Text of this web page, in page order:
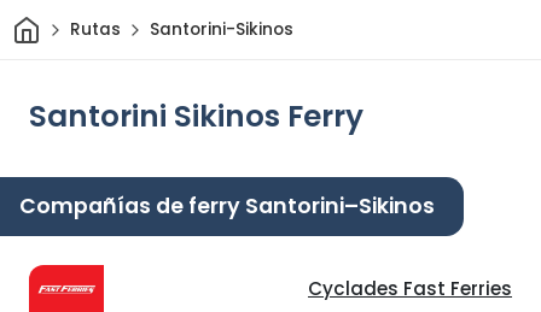
InicioRutas Santorini-Sikinos
Santorini Sikinos Ferry
Compañías de ferry Santorini–Sikinos
Cyclades Fast Ferries